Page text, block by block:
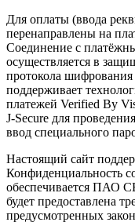
Для оплаты (ввода
перенаправлены на
Соединение с
осуществляется в
протокола
поддерживает
платежей Verified By
J-Secure для
ввод специального
Настоящий сайт
Конфиденциальность
обеспечивается ПАО
будет предоставлена
предусмотренных